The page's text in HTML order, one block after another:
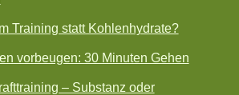
Training statt Kohlenhydrate?
vorbeugen: 30 Minuten Gehen
– Substanz oder